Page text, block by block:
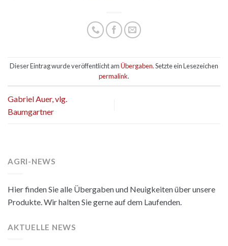
Dieser Eintrag wurde veröffentlicht amÜbergaben. Setzte ein Lesezeichen
permalink.
Gabriel Auer, vlg.
Baumgartner
AGRI-NEWS
Hier finden Sie alle Übergaben und Neuigkeiten über unsere
Produkte. Wir halten Sie gerne auf dem Laufenden.
AKTUELLE NEWS